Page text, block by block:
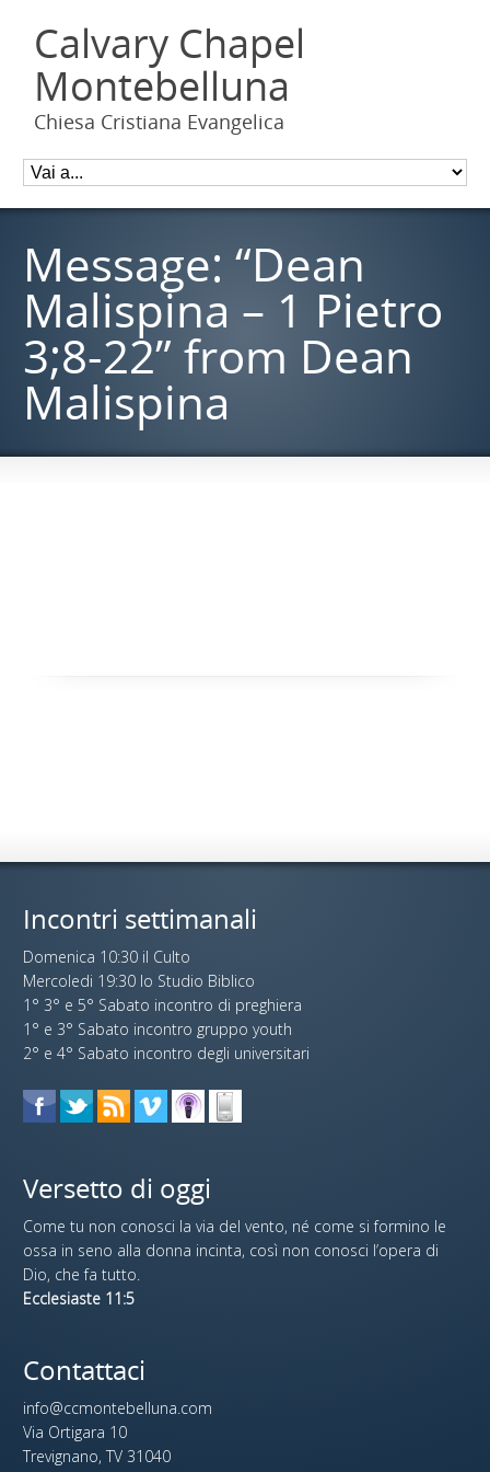
Calvary Chapel
Montebelluna
Chiesa Cristiana Evangelica
Message: “Dean
Malispina – 1 Pietro
3;8-22” from Dean
Malispina
Incontri settimanali
Domenica 10:30 il Culto
Mercoledi 19:30 lo Studio Biblico
1° 3° e 5° Sabato incontro di preghiera
1° e 3° Sabato incontro gruppo youth
2° e 4° Sabato incontro degli universitari
Versetto di oggi
Come tu non conosci la via del vento, né come si formino le
ossa in seno alla donna incinta, così non conosci l’opera di
Dio, che fa tutto.
Ecclesiaste 11:5
Contattaci
info@ccmontebelluna.com
Via Ortigara 10
Trevignano, TV 31040